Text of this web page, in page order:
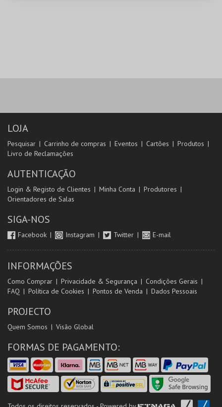
LOJA
Pesquisar Carrinho de compras Eventos Cartões
Produtos
Livro de Reclamações
AUTENTICAÇÃO
Login & Registo de Clientes Minha Conta
Produtores
Orientadores de Salas
SIGA-NOS
Facebook Instagram Twitter E-mail
INFORMAÇÕES
Como Comprar Privacidade & Segurança
Condições Gerais
FAQ
Política de Cookies Pontos de Venda Dados Pessoais
PROJECTO
Quem Somos Visão Global
FORMAS DE PAGAMENTO: